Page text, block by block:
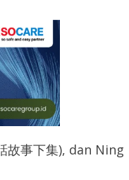
故事下集), dan Ning